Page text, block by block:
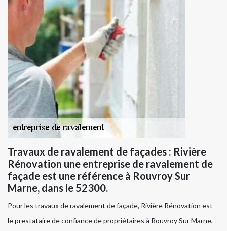
Travaux de ravalement de façades : Rivière
Rénovation une entreprise de ravalement de
façade est une référence à Rouvroy Sur
Marne, dans le 52300.
Pour les travaux de ravalement de façade, Rivière Rénovation est
le prestataire de confiance de propriétaires à Rouvroy Sur Marne,